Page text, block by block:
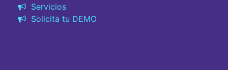
Servicios
Solicita tu DEMO